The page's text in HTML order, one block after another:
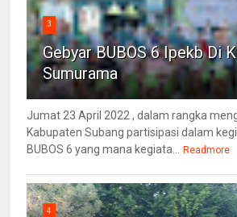
3
Gebyar BUBOS 6 Ipekb Di
Sumurama
Jumat 23 April 2022 , dalam rangka
Kabupaten Subang partisipasi dalam
BUBOS 6 yang mana kegiata... Readmore
4